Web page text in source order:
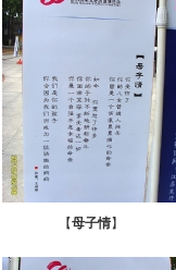
【母子情】